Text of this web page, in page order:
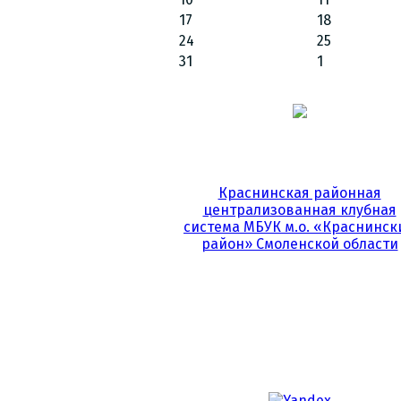
17
18
24
25
31
1
Краснинская районная
централизованная клубная
система МБУК м.о.
район» Смоленской области